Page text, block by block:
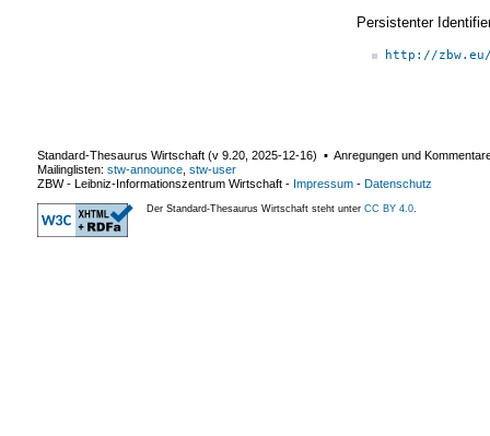
Persistenter
http://
Standard-Thesaurus Wirtschaft (v 9.20 2025-12-16) ▪ Anregungen und
Mailinglisten: stw-announce stw-user
ZBW - Leibniz-Informationszentrum Wirtschaft - Impressum - Datenschutz
Der Standard-Thesaurus Wirtschaft steht unter CC BY 4.0